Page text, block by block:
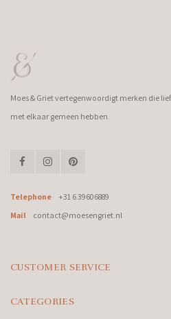
Moes & Griet vertegenwoordigt merken die
met elkaar gemeen hebben.
Telephone
+31 6 39606889
Mail
contact@moesengriet.nl
CUSTOMER SERVICE
CATEGORIES